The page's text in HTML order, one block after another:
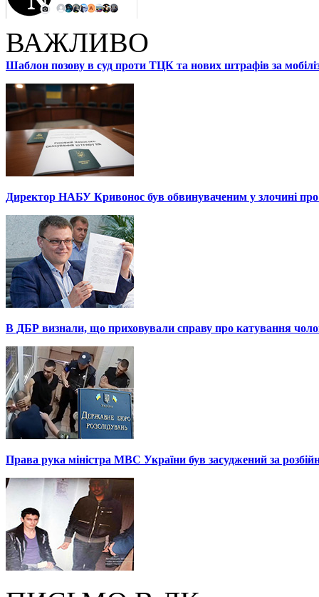
ВАЖЛИВО
Шаблон позову в суд проти ТЦК та нових штрафів за
Директор НАБУ Кривонос був обвинуваченим у злочині про
В ДБР визнали, що приховували справу про катування
Права рука міністра МВС України був засуджений за